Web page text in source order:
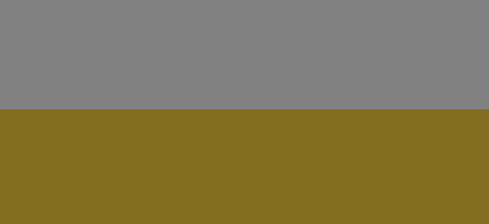
kan inte
ställs av
MVC-teknik.
publicering
förfalskning